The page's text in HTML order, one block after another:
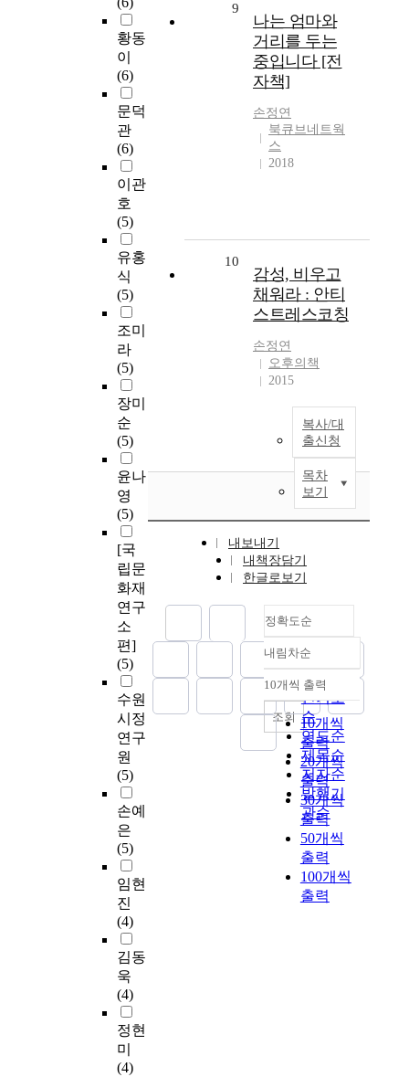
황동
이
(6)
문덕
관
(6)
이관
호
(5)
유홍
식
(5)
조미
라
(5)
장미
순
(5)
윤나
영
(5)
[국
립문
화재
연구
소
편]
(5)
수원
시정
연구
원
(5)
손예
은
(5)
임현
진
(4)
김동
욱
(4)
정현
미
(4)
9
나는 엄마와
거리를 두는
중입니다 [전
자책]
손정연
북큐브네트웍
스
2018
10
감성, 비우고
채워라 : 안티
스트레스코칭
손정연
오후의책
2015
복사/대
출신청
목차
보기
내보내기
내책장담기
한글로보기
정확도순
정확도
순
인기도
순
연도순
제목순
저자순
발행기
관순
내림차순
내림차순
10개씩 출력
10개씩
출력
20개씩
출력
30개씩
출력
50개씩
출력
100개씩
출력
조회